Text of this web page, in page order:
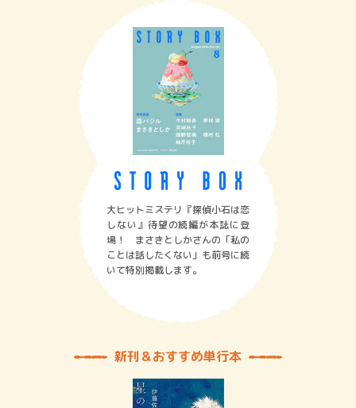
大ヒットミステリ『探偵小石は恋
しない』待望の続編が本誌に登
場！ まさきとしかさんの「私の
ことは話したくない」も前号に続
いて特別掲載します。
新刊＆おすすめ単行本